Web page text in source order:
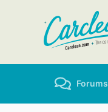
Forums